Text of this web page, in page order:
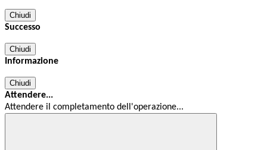
Chiudi
Successo
Chiudi
Informazione
Chiudi
Attendere...
Attendere il completamento dell'operazione...